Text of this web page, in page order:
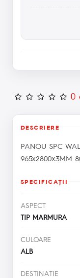
0
DESCRIERE
PANOU SPC
965x2800x3MM
SPECIFICAŢII
ASPECT
TIP MARMURA
CULOARE
ALB
DESTINATIE